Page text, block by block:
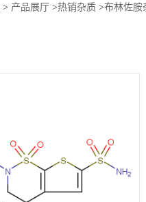
> 产品展厅 >热销杂质 >布林佐胺